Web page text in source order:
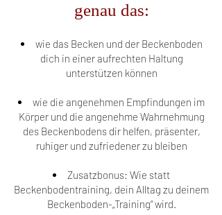
genau das:
wie das Becken und der Beckenboden
dich in einer aufrechten Haltung
unterstützen können
wie die angenehmen Empfindungen im
Körper und die angenehme Wahrnehmung
des Beckenbodens dir helfen, präsenter,
ruhiger und zufriedener zu bleiben
Zusatzbonus: Wie statt
Beckenbodentraining, dein Alltag zu deinem
Beckenboden-„Training“ wird.